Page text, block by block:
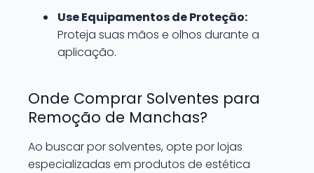
Use Equipamentos de Proteção:
Proteja suas mãos e olhos durante a
aplicação.
Onde Comprar Solventes para
Remoção de Manchas?
Ao buscar por solventes, opte por lojas
especializadas em produtos de estética